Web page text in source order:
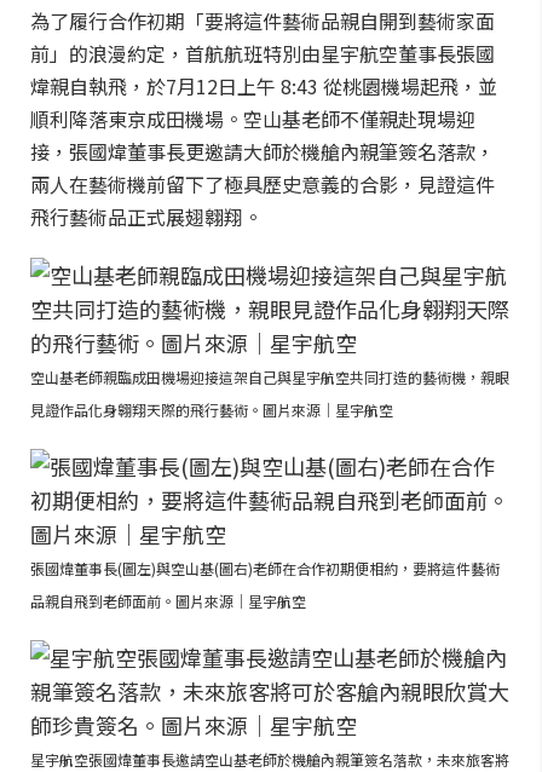
為了履行合作初期「要將這件藝術品親自開到藝術家面
前」的浪漫約定，首航航班特別由星宇航空董事長張國
煒親自執飛，於7月12日上午 8:43 從桃園機場起飛，並
順利降落東京成田機場。空山基老師不僅親赴現場迎
接，張國煒董事長更邀請大師於機艙內親筆簽名落款，
兩人在藝術機前留下了極具歷史意義的合影，見證這件
飛行藝術品正式展翅翱翔。
空山基老師親臨成田機場迎接這架自己與星宇航空共同打造的藝術機，親眼
見證作品化身翱翔天際的飛行藝術。圖片來源｜星宇航空
張國煒董事長(圖左)與空山基(圖右)老師在合作初期便相約，要將這件藝術
品親自飛到老師面前。圖片來源｜星宇航空
星宇航空張國煒董事長邀請空山基老師於機艙內親筆簽名落款，未來旅客將